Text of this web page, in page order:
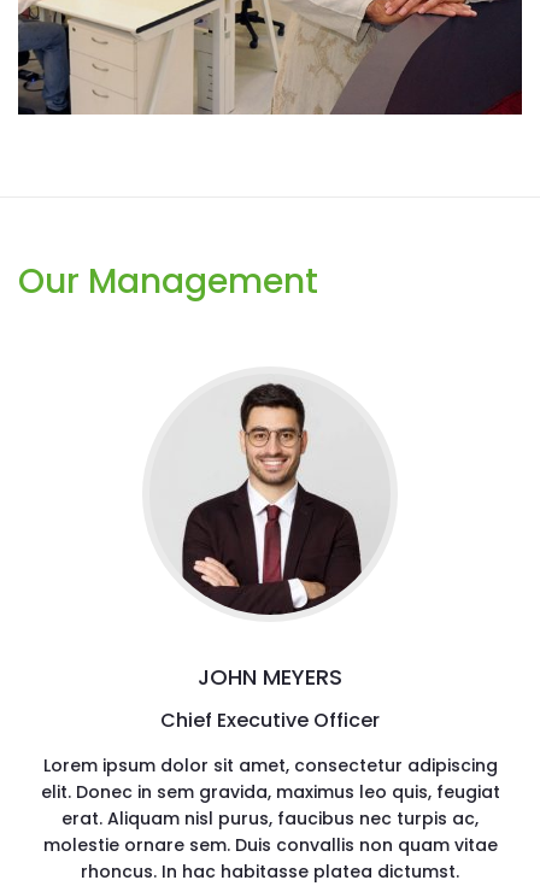
Our Management
JOHN MEYERS
Chief Executive Officer
Lorem ipsum dolor sit amet, consectetur adipiscing
elit. Donec in sem gravida, maximus leo quis, feugiat
erat. Aliquam nisl purus, faucibus nec turpis ac,
molestie ornare sem. Duis convallis non quam vitae
rhoncus. In hac habitasse platea dictumst.